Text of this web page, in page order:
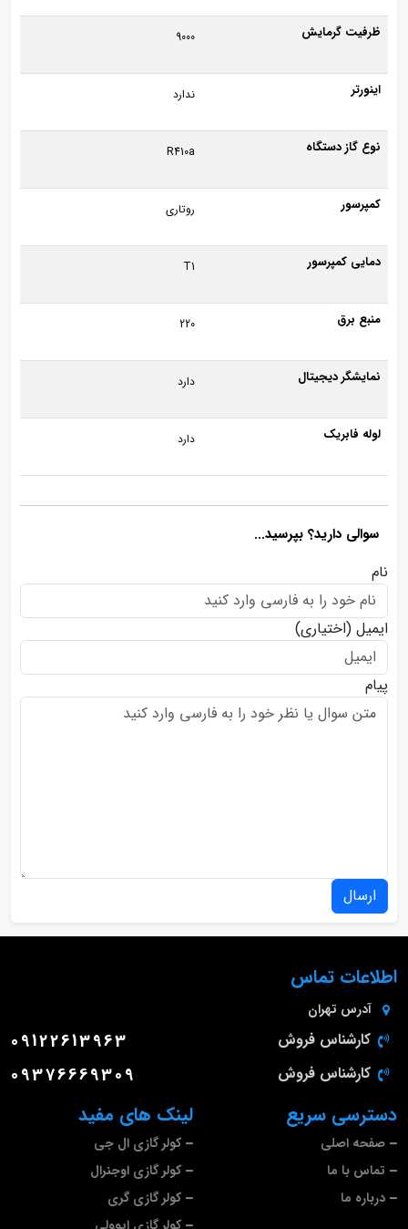
ظرفیت گرمایش 9000
اینورتر ندارد
نوع گاز دستگاه R410a
کمپرسور روتاری
دمایی کمپرسور T1
منبع برق 220
نمایشگر دیجیتال دارد
لوله فابریک دارد
سوالی دارید؟ بپرسید...
نام
ایمیل (اختیاری)
پیام
ارسال
لینک های مفید
کولر گازی ال جی
کولر گازی اوجنرال
کولر گازی گری
کولر گازی ایوولی
دسترسی سریع
صفحه اصلی
تماس با ما
درباره ما
اطلاعات تماس
آدرس تهران
کارشناس فروش 09122613963
کارشناس فروش 09376669309